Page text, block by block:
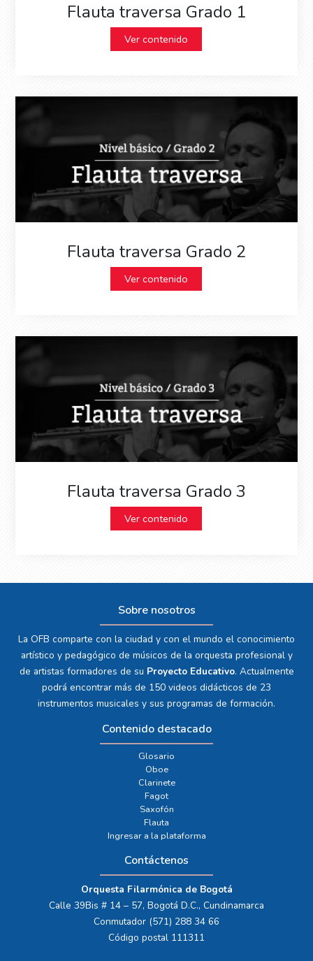
Flauta traversa Grado 1
Ver contenido
Flauta traversa Grado 2
Ver contenido
Flauta traversa Grado 3
Ver contenido
Sobre nosotros
La OFB comparte con la ciudad y con el mundo el conocimiento
artístico y pedagógico de músicos de la orquesta profesional y
de artistas formadores de su Proyecto Educativo. Actualmente
podrá encontrar más de 150 videos didácticos de 23
instrumentos musicales y sus programas de formación.
Contenido destacado
Glosario
Oboe
Clarinete
Fagot
Saxofón
Flauta
Ingresar a la plataforma
Contáctenos
Orquesta Filarmónica de Bogotá
Calle 39Bis # 14 – 57, Bogotá D.C., Cundinamarca
Conmutador (571) 288 34 66
Código postal 111311